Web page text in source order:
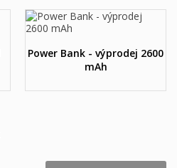
Power Bank - výprodej 2600
mAh